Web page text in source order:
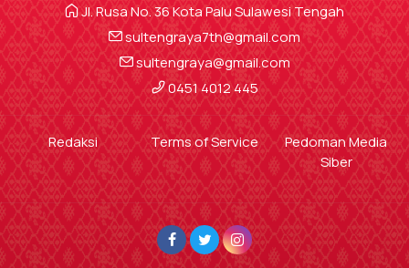
Jl. Rusa No. 36 Kota Palu Sulawesi Tengah
sultengraya7th@gmail.com
sultengraya@gmail.com
0451 4012 445
Redaksi Terms of Service
Pedoman Media
Siber